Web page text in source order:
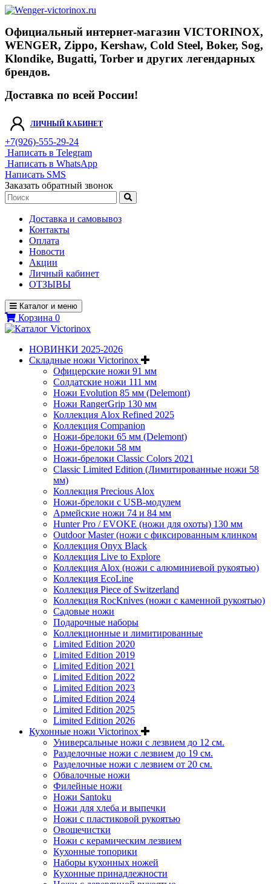
Официальный интернет-магазин VICTORINOX,
WENGER, Zippo, Kershaw, Cold Steel, Boker, Sog,
Klondike, Bugatti, Torber и других легендарных
брендов.
Доставка по всей России!
ЛИЧНЫЙ КАБИНЕТ
+7(926)-555-29-24
Написать в Telegram
Написать в WhatsApp
Написать SMS
Заказать обратный звонок
Доставка и самовывоз
Контакты
Оплата
Новости
Акции
Личный кабинет
ОТЗЫВЫ
Каталог и меню
Корзина 0
НОВИНКИ 2025-2026
Складные ножи Victorinox
Офицерские ножи 91 мм
Солдатские ножи 111 мм
Ножи Evolution 85 мм (Delemont)
Ножи RangerGrip 130 мм
Коллекция Alox Refined 2025
Коллекция Companion
Ножи-брелоки 65 мм (Delemont)
Ножи-брелоки 58 мм
Ножи-брелоки Classic Colors 2021
Classic Limited Edition (Лимитированные ножи 58
мм)
Коллекция Precious Alox
Ножи-брелоки с USB-модулем
Армейские ножи 74 и 84 мм
Hunter Pro / EVOKE (ножи для охоты) 130 мм
Outdoor Master (ножи с фиксированным клинком
Коллекция Onyx Black
Коллекция Live to Explore
Коллекция Alox (ножи с алюминиевой рукоятью)
Коллекция EcoLine
Коллекция Piece of Switzerland
Коллекция RocKnives (ножи с каменной рукоятью)
Садовые ножи
Подарочные наборы
Коллекционные и лимитированные
Limited Edition 2020
Limited Edition 2019
Limited Edition 2021
Limited Edition 2022
Limited Edition 2023
Limited Edition 2024
Limited Edition 2025
Limited Edition 2026
Кухонные ножи Victorinox
Универсальные ножи с лезвием до 12 см.
Разделочные ножи с лезвием до 19 см.
Разделочные ножи с лезвием от 20 см.
Обвалочные ножи
Филейные ножи
Ножи Santoku
Ножи для хлеба и выпечки
Ножи с пластиковой рукоятью
Овощечистки
Ножи с керамическим лезвием
Кухонные топорики
Наборы кухонных ножей
Кухонные принадлежности